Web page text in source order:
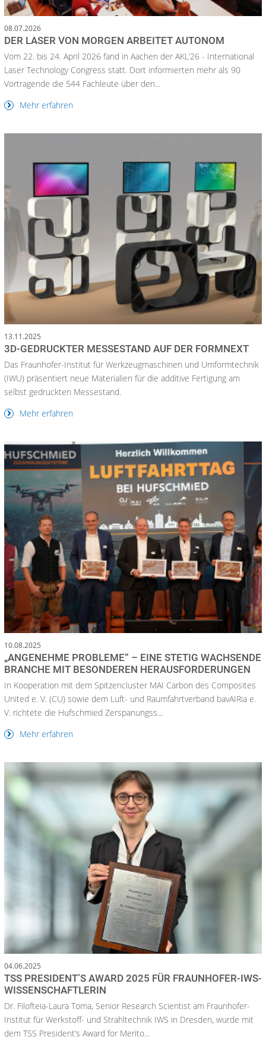
08.07.2026
DER LASER VON MORGEN ARBEITET AUTONOM
Vom 22. bis 24. April 2026 fand in Aachen der AKL’26 - International
Laser Technology Congress statt. Dort informierten mehr als 90
Vortragende die 544 Fachleute über den...
Mehr erfahren
13.11.2025
3D-GEDRUCKTER MESSESTAND AUF DER FORMNEXT
Das Fraunhofer-Institut für Werkzeugmaschinen und Umformtechnik
(IWU) präsentiert neue Materialien für die additive Fertigung am
selbst gedruckten Messestand.
Mehr erfahren
10.08.2025
„ANGENEHME PROBLEME“ – EINE STETIG WACHSENDE
BRANCHE MIT BESONDEREN HERAUSFORDERUNGEN
In Kooperation mit dem Spitzencluster MAI Carbon des Composites
United e. V. (CU) sowie dem Luft- und Raumfahrtverband bavAIRia e.
V. richtete die Hufschmied Zerspanungss...
Mehr erfahren
04.06.2025
TSS PRESIDENT’S AWARD 2025 FÜR FRAUNHOFER-IWS-
WISSENSCHAFTLERIN
Dr. Filofteia-Laura Toma, Senior Research Scientist am Fraunhofer-
Institut für Werkstoff- und Strahltechnik IWS in Dresden, wurde mit
dem TSS President’s Award for Merito...